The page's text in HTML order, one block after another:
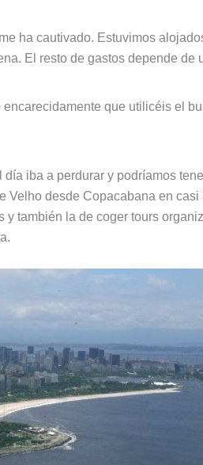
ha cautivado. Estuvimos
El resto de gastos depende de
que utilicéis el
iba a perdurar y podríamos
desde Copacabana en
también la de coger tours